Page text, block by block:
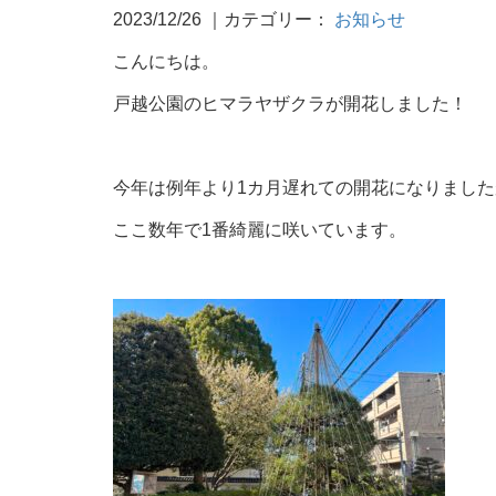
2023/12/26 ｜カテゴリー： お知らせ
こんにちは。
戸越公園のヒマラヤザクラが開花しました！
今年は例年より1カ月遅れての開花になりまし
ここ数年で1番綺麗に咲いています。